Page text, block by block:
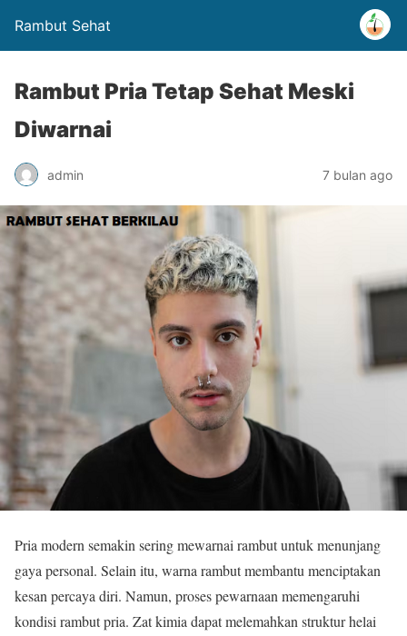
Rambut Sehat
Rambut Pria Tetap Sehat Meski
Diwarnai
admin 7 bulan ago
Pria modern semakin sering mewarnai rambut untuk menunjang
gaya personal. Selain itu, warna rambut membantu menciptakan
kesan percaya diri. Namun, proses pewarnaan memengaruhi
kondisi rambut pria. Zat kimia dapat melemahkan struktur helai